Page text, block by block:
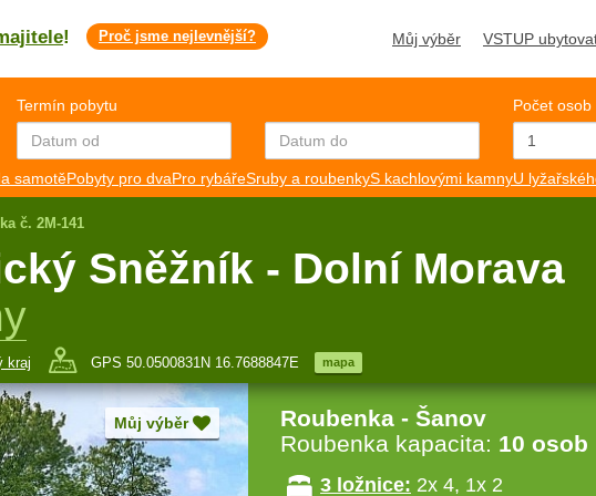
! Proč jsme nejlevnější? Můj výběr VSTUP
Termín pobytu Počet osob
samotěPobyty pro dvaPro rybářeSruby a roubenkyS kachlovými kamnyU
č. 2M-141
Sněžník - Dolní Morava
kraj GPS 50.0500831N 16.7688847E mapa
Můj výběr
Roubenka - Šanov
Roubenka kapacita: 10 osob
3 ložnice: 2x 4, 1x 2